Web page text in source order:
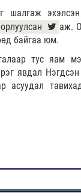
шалгаж
аж.
байгаа юм.
тус яам
явдал
асуудал